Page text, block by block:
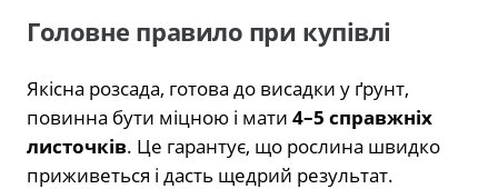
Головне правило при купівлі
Якісна розсада, готова до висадки у ґрунт,
повинна бути міцною і мати 4–5 справжніх
листочків. Це гарантує, що рослина швидко
приживеться і дасть щедрий результат.